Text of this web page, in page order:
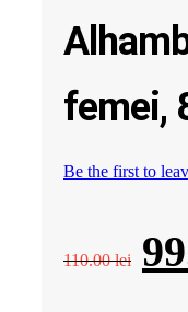
femei,
Be the first to
110.00lei